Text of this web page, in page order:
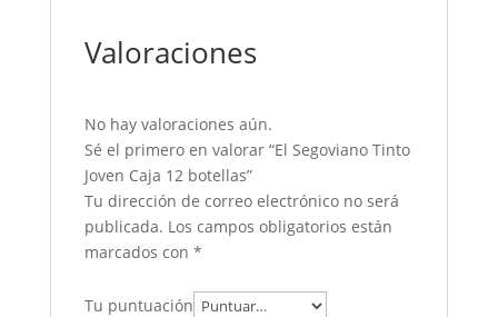
Valoraciones
No hay valoraciones aún.
Sé el primero en valorar “El Segoviano Tinto
Joven Caja 12 botellas”
Tu dirección de correo electrónico no será
publicada. Los campos obligatorios están
marcados con *
Tu puntuación